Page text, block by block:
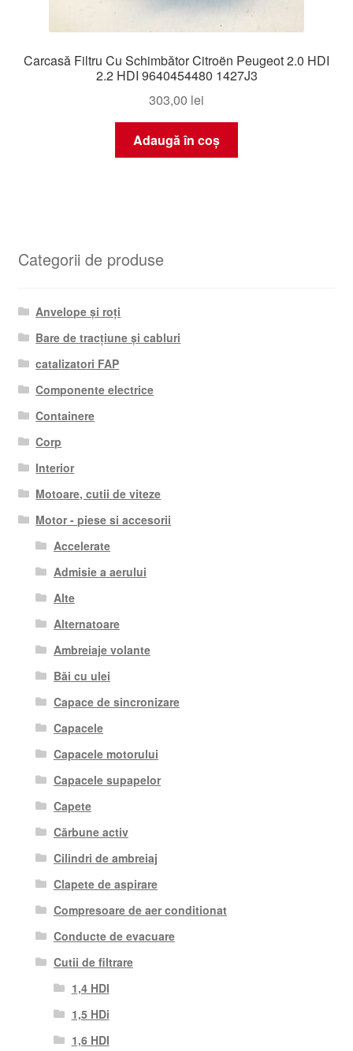
Carcasă Filtru Cu Schimbător Citroën Peugeot 2.0 HDI
2.2 HDI 9640454480 1427J3
303,00 lei
Adaugă în coș
Categorii de produse
Anvelope și roți
Bare de tracțiune și cabluri
catalizatori FAP
Componente electrice
Containere
Corp
Interior
Motoare, cutii de viteze
Motor - piese si accesorii
Accelerate
Admisie a aerului
Alte
Alternatoare
Ambreiaje volante
Băi cu ulei
Capace de sincronizare
Capacele
Capacele motorului
Capacele supapelor
Capete
Cărbune activ
Cilindri de ambreiaj
Clapete de aspirare
Compresoare de aer conditionat
Conducte de evacuare
Cutii de filtrare
1,4 HDI
1,5 HDi
1,6 HDI